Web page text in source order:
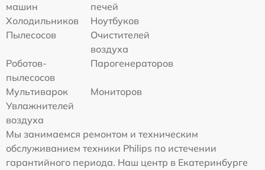
машин
печей
Холодильников
Ноутбуков
Пылесосов
Очистителей
воздуха
Роботов-
пылесосов
Парогенераторов
Мультиварок
Мониторов
Увлажнителей
воздуха
Мы занимаемся ремонтом и техническим
обслуживанием техники Philips по истечении
гарантийного периода. Наш центр в Екатеринбурге